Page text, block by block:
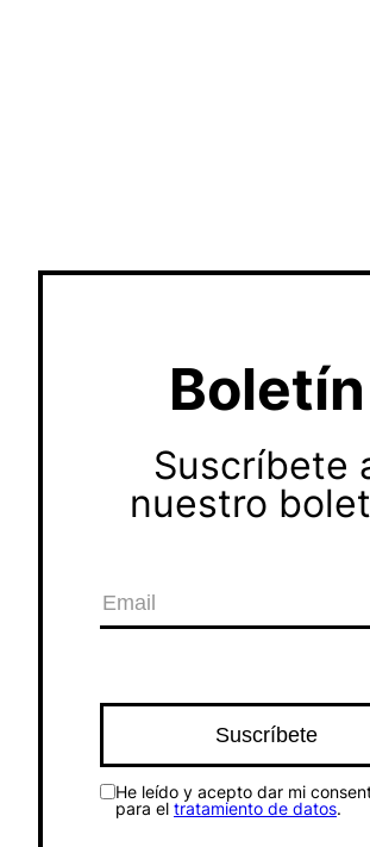
Boletín
Suscríbete
nuestro
He leído y acepto dar mi
para el tratamiento de datos.